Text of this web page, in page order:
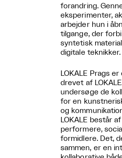
forandring.
eksperimenter,
arbejder hun i
tilgange, der
syntetisk
digitale teknikker.
LOKALE Prags
drevet af
undersøge de
for en
og
LOKALE består
performere,
formidlere. Det,
sammen, er en